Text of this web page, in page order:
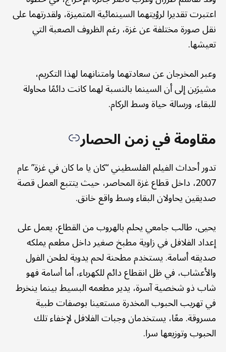
اعتبرت تقديرا لرؤيتهما السينمائية المتميزة، ولقدرتهما على
نقل صورة مختلفة عن غزة، رغم الظروف الصعبة التي
تعيشها.
وعبر المخرجان عن سعادتهما وامتنانهما لهذا التكريم،
مشيرَين إلى أن السينما بالنسبة لهما كانت دائمًا محاولة
للبقاء، ورسالة حياة وسط الركام.
مقاومة في زمن الحصار
تدور أحداث الفيلم الفلسطيني “كان يا ما كان في غزة” عام
2007، داخل قطاع غزة المحاصر، حيث يتتبع العمل قصة
صديقين يحاولان البقاء وسط واقع خانق.
يحيى، طالب جامعي يحلم بالهروب من القطاع، يعمل على
إعداد الفلافل في زاوية مطبخ صغير داخل مطعم يملكه
صديقه أسامة. يستخدم مطحنة لحم يدوية لطحن الفول
والأعشاب، في ظل انقطاع دائم للكهرباء، أما أسامة فهو
شاب ذو شخصية آسرة، يدير مطعمه البسيط بينما ينخرط
في تهريب الحبوب المخدرة مستعينا بوصفات طبية
مسروقة. معًا، يستخدمان وجبات الفلافل لإخفاء تلك
الحبوب وتوزيعها سرا.